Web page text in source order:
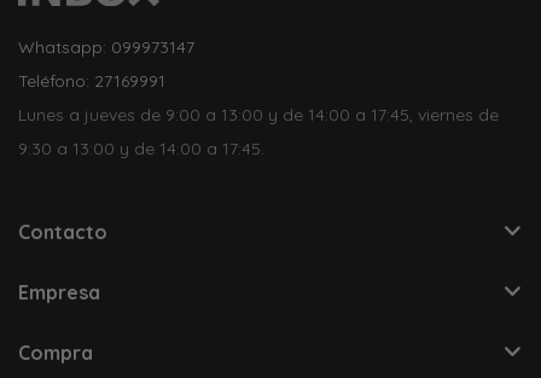
Whatsapp: 099973147
Teléfono: 27169991
Lunes a jueves de 9:00 a 13:00 y de 14:00 a 17:45, viernes de
9:30 a 13:00 y de 14:00 a 17:45.
Contacto
Empresa
Compra